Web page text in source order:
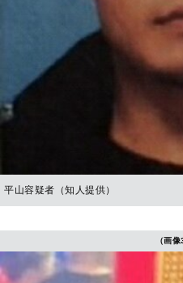
平山容疑者（知人提供）
（画